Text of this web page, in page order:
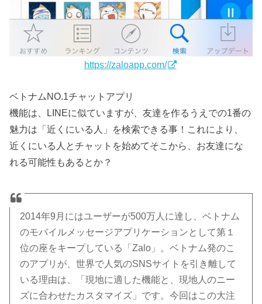
https://zaloapp.com/
ベトナムNO.1チャットアプリ
機能は、LINEに似ていますが、友達を作るうえでの1番の
魅力は「近くにいる人」を検索できる事！これにより、
近くにいる人とチャットを始めてそこから、お友達にな
れる可能性もあるとか？
2014年9月にはユーザーが500万人に達し、ベトナム
のモバイルメッセージアプリケーションとして第１
位の座をキープしている「Zalo」。ベトナム発のこ
のアプリが、世界で人気のSNSサイトを引き離して
いる理由は、「現地に適した機能と、現地人のニー
ズに合わせたカスタマイズ」です。今回はこの大注